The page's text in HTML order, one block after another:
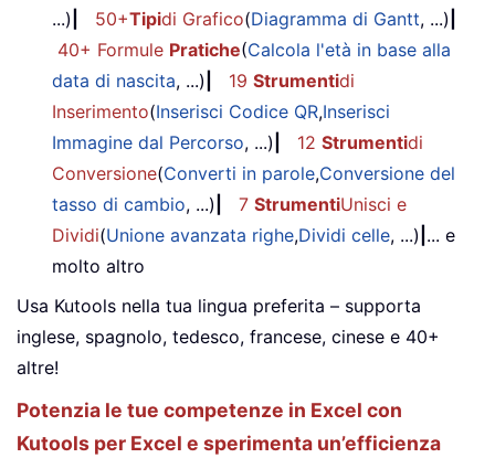
...)
50+Tipidi Grafico(Diagramma di Gantt, ...)
40+ Formule Pratiche(Calcola l'età in base alla
data di nascita, ...) 19 Strumentidi
Inserimento(Inserisci Codice QR,Inserisci
Immagine dal Percorso, ...) 12 Strumentidi
Conversione(Converti in parole,Conversione del
tasso di cambio, ...) 7 StrumentiUnisci e
Dividi(Unione avanzata righe,Dividi celle, ...) ... e
molto altro
Usa Kutools nella tua lingua preferita – supporta
inglese, spagnolo, tedesco, francese, cinese e 40+
altre!
Potenzia le tue competenze in Excel con
Kutools per Excel e sperimenta un’efficienza